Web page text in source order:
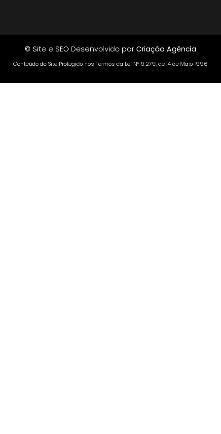
© Site e SEO Desenvolvido por Criação Agência
Conteúdo do Site Protegido nos Termos da Lei Nº 9.279, de 14 de Maio 1996